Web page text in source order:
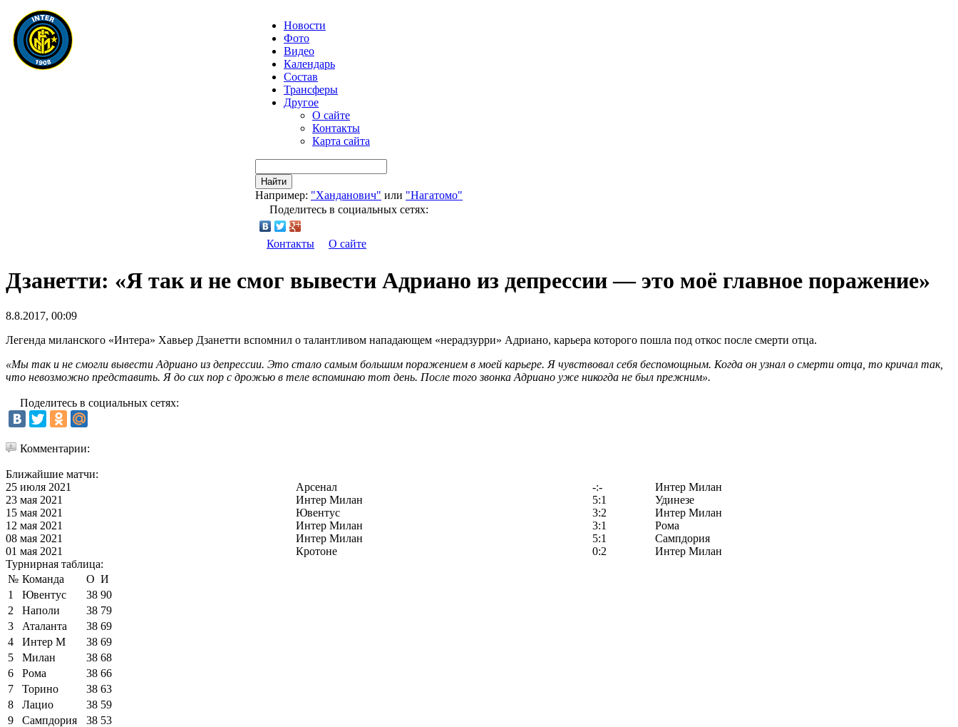
Новости
Фото
Видео
Календарь
Состав
Трансферы
Другое
О сайте
Контакты
Карта сайта
Найти
Например: "Ханданович" или "Нагатомо"
Поделитесь в социальных сетях:
Контакты О сайте
Дзанетти: «Я так и не смог вывести Адриано из депрессии — это моё главное поражение»
8.8.2017, 00:09
Легенда миланского «Интера» Хавьер Дзанетти вспомнил о талантливом нападающем «нерадзурри» Адриано, карьера которого пошла под откос после смерти отца.
«Мы так и не смогли вывести Адриано из депрессии. Это стало самым большим поражением в моей карьере. Я чувствовал себя беспомощным. Когда он узнал о смерти отца, то кричал так,
что невозможно представить. Я до сих пор с дрожью в теле вспоминаю тот день. После того звонка Адриано уже никогда не был прежним».
Поделитесь в социальных сетях:
Комментарии:
Ближайшие матчи:
25 июля 2021
Арсенал -:-
Интер Милан
23 мая 2021
Интер Милан 5:1
Удинезе
15 мая 2021
Ювентус 3:2
Интер Милан
12 мая 2021
Интер Милан 3:1
Рома
08 мая 2021
Интер Милан 5:1
Сампдория
01 мая 2021
Кротоне 0:2
Интер Милан
Турнирная таблица:
№ Команда О И
1
Ювентус 38 90
2
Наполи 38 79
3
Аталанта 38 69
4
Интер М 38 69
5
Милан 38 68
6
Рома 38 66
7
Торино 38 63
8
Лацио 38 59
9
Сампдория 38 53